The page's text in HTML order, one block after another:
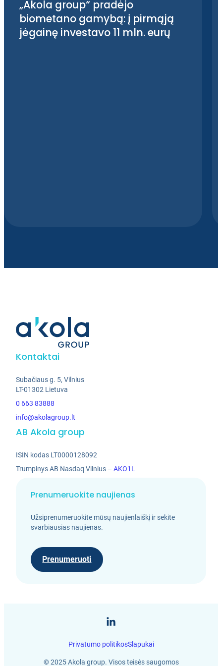
„Akola group“ pradėjo
biometano gamybą: į pirmąją
jėgainę investavo 11 mln. eurų
Kontaktai
Subačiaus g. 5, Vilnius
LT-01302 Lietuva
0 663 83888
info@akolagroup.lt
AB Akola group
ISIN kodas LT0000128092
Trumpinys AB Nasdaq Vilnius –AKO1L
Prenumeruokite naujienas
Užsiprenumeruokite mūsų naujienlaiškį ir sekite
svarbiausias naujienas.
Prenumeruoti
© 2025 Akola group. Visos teisės saugomos
Privatumo politikosSlapukai